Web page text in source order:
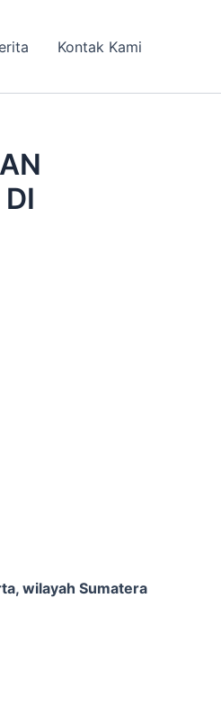
Kontak Kami
wilayah Sumatera